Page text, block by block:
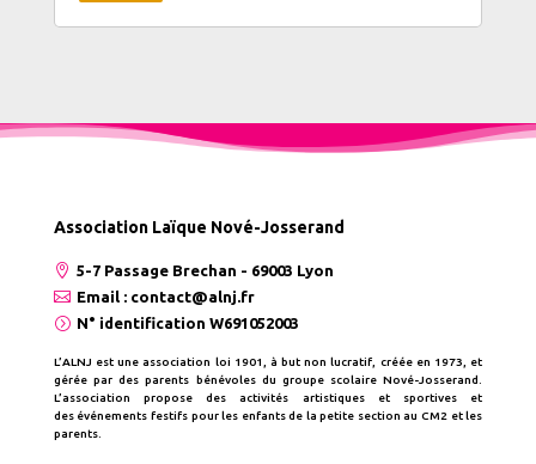
Association Laïque Nové-Josserand
 5-7 Passage Brechan - 69003 Lyon
 Email : contact@alnj.fr
= N° identification W691052003
L’ALNJ est une association loi 1901, à but non lucratif, créée en 1973, et
gérée pardes parents bénévoles du groupe scolaire Nové-Josserand.
L’association propose des activités artistiques et sportives et
des événements festifs pour les enfants de la petite section au CM2 et les
parents.